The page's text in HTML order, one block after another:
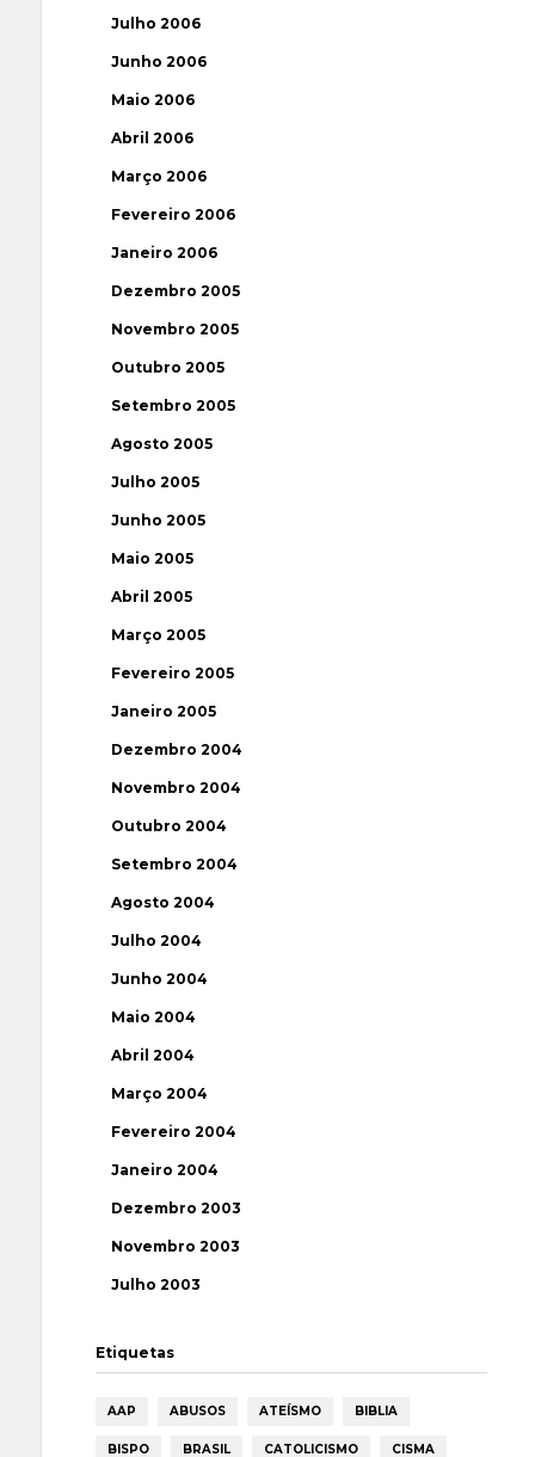
Julho 2006
Junho 2006
Maio 2006
Abril 2006
Março 2006
Fevereiro 2006
Janeiro 2006
Dezembro 2005
Novembro 2005
Outubro 2005
Setembro 2005
Agosto 2005
Julho 2005
Junho 2005
Maio 2005
Abril 2005
Março 2005
Fevereiro 2005
Janeiro 2005
Dezembro 2004
Novembro 2004
Outubro 2004
Setembro 2004
Agosto 2004
Julho 2004
Junho 2004
Maio 2004
Abril 2004
Março 2004
Fevereiro 2004
Janeiro 2004
Dezembro 2003
Novembro 2003
Julho 2003
Etiquetas
AAP ABUSOS ATEÍSMO BIBLIA
BISPO BRASIL CATOLICISMO CISMA